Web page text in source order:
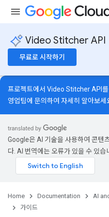
Video Stitcher API
무료로 시작하기
프로젝트에서 Video Stitcher API
영업팀에 문의하여 자세히 알아보세
Google은 AI 기술을 사용하여 콘텐
다. AI 번역에는 오류가 있을 수 있습
Home Documentation AI
가이드